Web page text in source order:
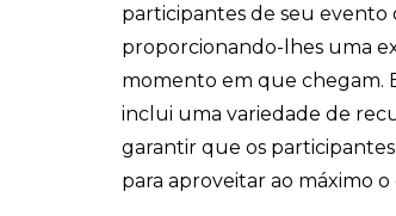
participantes de seu evento
proporcionando-lhes uma
momento em que chegam.
inclui uma variedade de
garantir que os
para aproveitar ao máximo o